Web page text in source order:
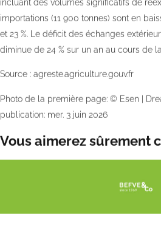
importations (11 900 tonnes) sont en
et 23 %. Le déficit des échanges
diminue de 24 % sur un an au cours de
Source : agreste.agriculture.gouv.fr
Photo de la première page: © Esen |
publication: mer. 3 juin 2026
Vous aimerez sûrement